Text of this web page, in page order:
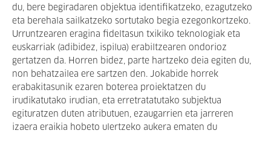
du, bere begiradaren objektua identifikatzeko, ezagutzeko
eta berehala sailkatzeko sortutako begia ezegonkortzeko.
Urruntzearen eragina fideltasun txikiko teknologiak eta
euskarriak (adibidez, ispilua) erabiltzearen ondorioz
gertatzen da. Horren bidez, parte hartzeko deia egiten du,
non behatzailea ere sartzen den. Jokabide horrek
erabakitasunik ezaren boterea proiektatzen du
irudikatutako irudian, eta erretratatutako subjektua
egituratzen duten atributuen, ezaugarrien eta jarreren
izaera eraikia hobeto ulertzeko aukera ematen du